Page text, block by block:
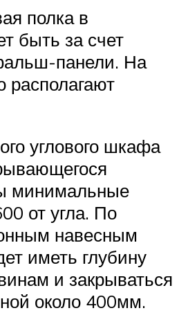
полка в
быть за счет
панели. На
располагают
углового шкафа
минимальные
от угла. По
навесным
иметь глубину
и закрываться
около 400мм.